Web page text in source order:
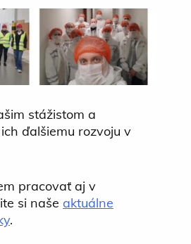
stážistom a
ďalšiemu rozvoju v
pracovať aj v
si naše aktuálne
.